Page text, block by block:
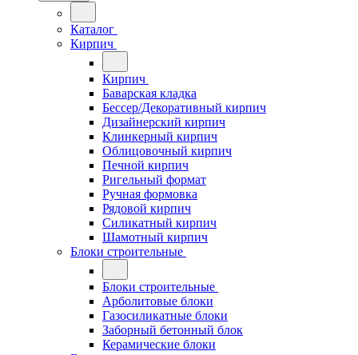
Каталог
Кирпич
Кирпич
Баварская кладка
Бессер/Декоративный кирпич
Дизайнерский кирпич
Клинкерный кирпич
Облицовочный кирпич
Печной кирпич
Ригельный формат
Ручная формовка
Рядовой кирпич
Силикатный кирпич
Шамотный кирпич
Блоки строительные
Блоки строительные
Арболитовые блоки
Газосиликатные блоки
Заборный бетонный блок
Керамические блоки